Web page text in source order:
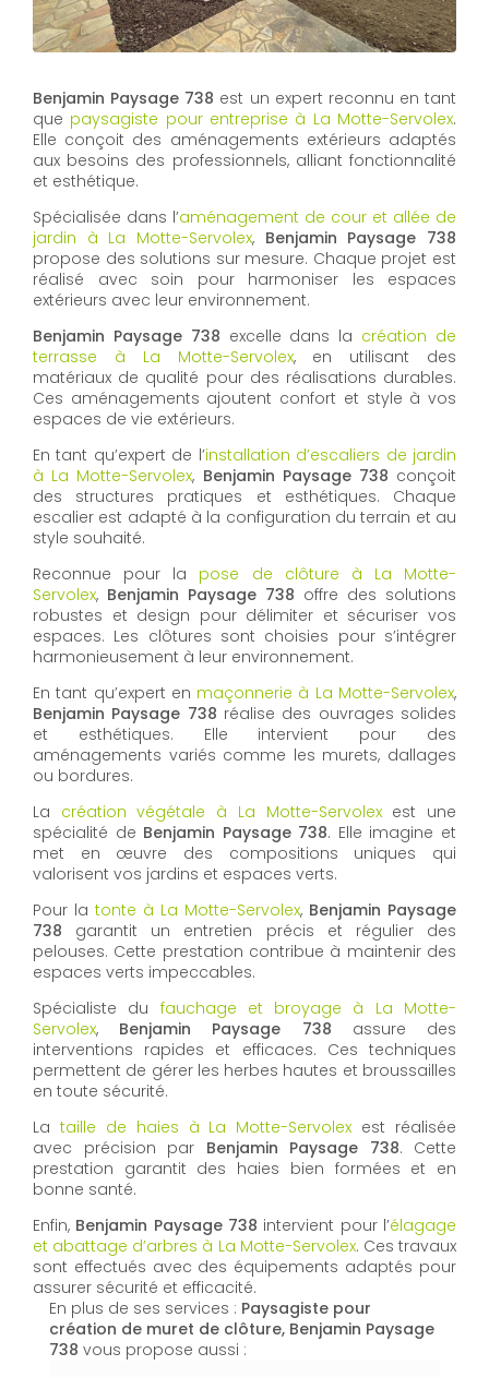
Benjamin Paysage 738 est un expert reconnu en tant
que paysagiste pour entreprise à La Motte-Servolex.
Elle conçoit des aménagements extérieurs adaptés
aux besoins des professionnels, alliant fonctionnalité
et esthétique.
Spécialisée dans l’aménagement de cour et allée de
jardin à La Motte-Servolex, Benjamin Paysage 738
propose des solutions sur mesure. Chaque projet est
réalisé avec soin pour harmoniser les espaces
extérieurs avec leur environnement.
Benjamin Paysage 738 excelle dans la création de
terrasse à La Motte-Servolex, en utilisant des
matériaux de qualité pour des réalisations durables.
Ces aménagements ajoutent confort et style à vos
espaces de vie extérieurs.
En tant qu’expert de l’installation d’escaliers de jardin
à La Motte-Servolex, Benjamin Paysage 738 conçoit
des structures pratiques et esthétiques. Chaque
escalier est adapté à la configuration du terrain et au
style souhaité.
Reconnue pour la pose de clôture à La Motte-
Servolex, Benjamin Paysage 738 offre des solutions
robustes et design pour délimiter et sécuriser vos
espaces. Les clôtures sont choisies pour s’intégrer
harmonieusement à leur environnement.
En tant qu’expert en maçonnerie à La Motte-Servolex,
Benjamin Paysage 738 réalise des ouvrages solides
et esthétiques. Elle intervient pour des
aménagements variés comme les murets, dallages
ou bordures.
La création végétale à La Motte-Servolexest une
spécialité de Benjamin Paysage 738. Elle imagine et
met en œuvre des compositions uniques qui
valorisent vos jardins et espaces verts.
Pour la tonte à La Motte-Servolex, Benjamin Paysage
738 garantit un entretien précis et régulier des
pelouses. Cette prestation contribue à maintenir des
espaces verts impeccables.
Spécialiste du fauchage et broyage à La Motte-
Servolex, Benjamin Paysage 738 assure des
interventions rapides et efficaces. Ces techniques
permettent de gérer les herbes hautes et broussailles
en toute sécurité.
La taille de haies à La Motte-Servolex est réalisée
avec précision par Benjamin Paysage 738. Cette
prestation garantit des haies bien formées et en
bonne santé.
Enfin, Benjamin Paysage 738 intervient pour l’élagage
et abattage d’arbres à La Motte-Servolex. Ces travaux
sont effectués avec des équipements adaptés pour
assurer sécurité et efficacité.
En plus de ses services : Paysagiste pour
création de muret de clôture, Benjamin Paysage
738 vous propose aussi :